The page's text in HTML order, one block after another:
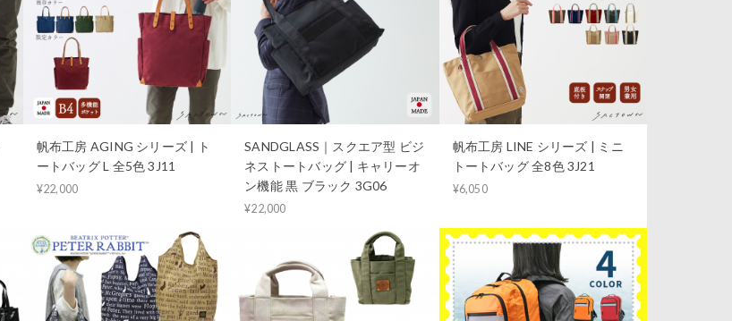
帆布工房 AGING シリーズ | ト
ートバッグ L 全5色 3J11
¥22,000
SANDGLASS｜スクエア型 ビジ
ネストートバッグ | キャリーオ
ン機能 黒 ブラック 3G06
¥22,000
帆布工房 LINE シリーズ | ミニ
トートバッグ 全8色 3J21
¥6,050